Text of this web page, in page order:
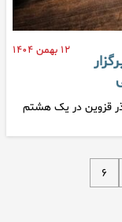
۱۲ بهمن ۱۴۰۴
قزوین در یک هشتم
۶